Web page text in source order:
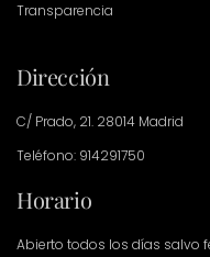
Transparencia
Dirección
C/ Prado, 21. 28014 Madrid
Teléfono: 914291750
Horario
Abierto todos los días salvo